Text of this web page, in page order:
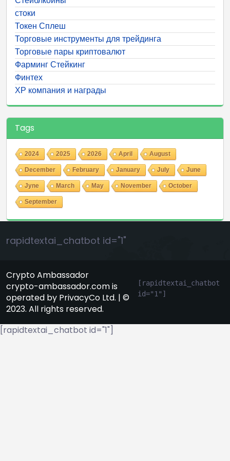
стоки
Токен Сплеш
Торговые инструменты для трейдинга
Торговые пары криптовалют
Фарминг Стейкинг
Финтех
ХР компания и награды
Tags
2024 2025 2026 April August
December February January July June
Jyne March May November October
September
rapidtextai_chatbot id="1"
Crypto Ambassador
crypto-ambassador.com is
operated by PrivacyCo Ltd. | ©
2023. All rights reserved.
[rapidtextai_chatbot
id="1"]
[rapidtextai_chatbot id="1"]